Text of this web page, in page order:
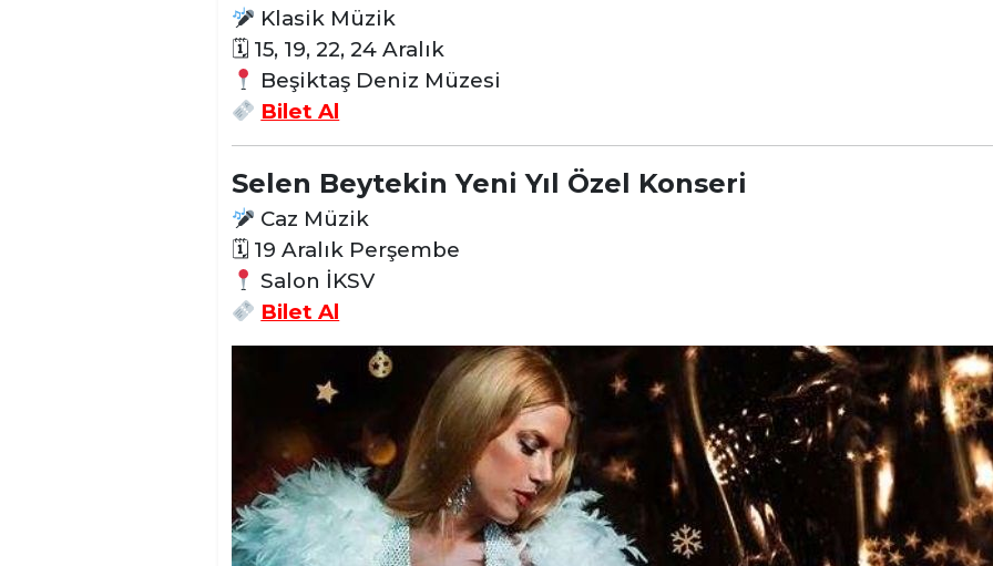
Klasik Müzik
🗓 15, 19, 22, 24 Aralık
Beşiktaş Deniz Müzesi
Bilet Al
Selen Beytekin Yeni Yıl Özel Konseri
Caz Müzik
🗓 19 Aralık Perşembe
Salon İKSV
Bilet Al